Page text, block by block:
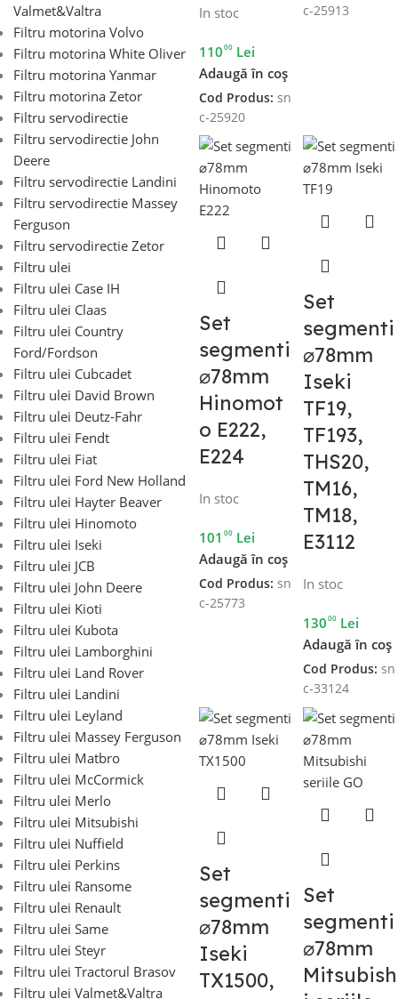
Valmet&Valtra
Filtru motorina Volvo
Filtru motorina White Oliver
Filtru motorina Yanmar
Filtru motorina Zetor
Filtru servodirectie
Filtru servodirectie John
Deere
Filtru servodirectie Landini
Filtru servodirectie Massey
Ferguson
Filtru servodirectie Zetor
Filtru ulei
Filtru ulei Case IH
Filtru ulei Claas
Filtru ulei Country
Ford/Fordson
Filtru ulei Cubcadet
Filtru ulei David Brown
Filtru ulei Deutz-Fahr
Filtru ulei Fendt
Filtru ulei Fiat
Filtru ulei Ford New Holland
Filtru ulei Hayter Beaver
Filtru ulei Hinomoto
Filtru ulei Iseki
Filtru ulei JCB
Filtru ulei John Deere
Filtru ulei Kioti
Filtru ulei Kubota
Filtru ulei Lamborghini
Filtru ulei Land Rover
Filtru ulei Landini
Filtru ulei Leyland
Filtru ulei Massey Ferguson
Filtru ulei Matbro
Filtru ulei McCormick
Filtru ulei Merlo
Filtru ulei Mitsubishi
Filtru ulei Nuffield
Filtru ulei Perkins
Filtru ulei Ransome
Filtru ulei Renault
Filtru ulei Same
Filtru ulei Steyr
Filtru ulei Tractorul Brasov
Filtru ulei Valmet&Valtra
In stoc
11000 Lei
Adaugă în coș
Cod Produs: sn
c-25920
c-25913
Set
segmenti
⌀78mm
Hinomot
o E222,
E224
In stoc
101 00 Lei
Adaugă în coș
Cod Produs: sn
c-25773
Set
segmenti
⌀78mm
Iseki
TF19,
TF193,
THS20,
TM16,
TM18,
E3112
In stoc
13000 Lei
Adaugă în coș
Cod Produs: sn
c-33124
Set
segmenti
⌀78mm
Iseki
TX1500,
Set
segmenti
⌀78mm
Mitsubish